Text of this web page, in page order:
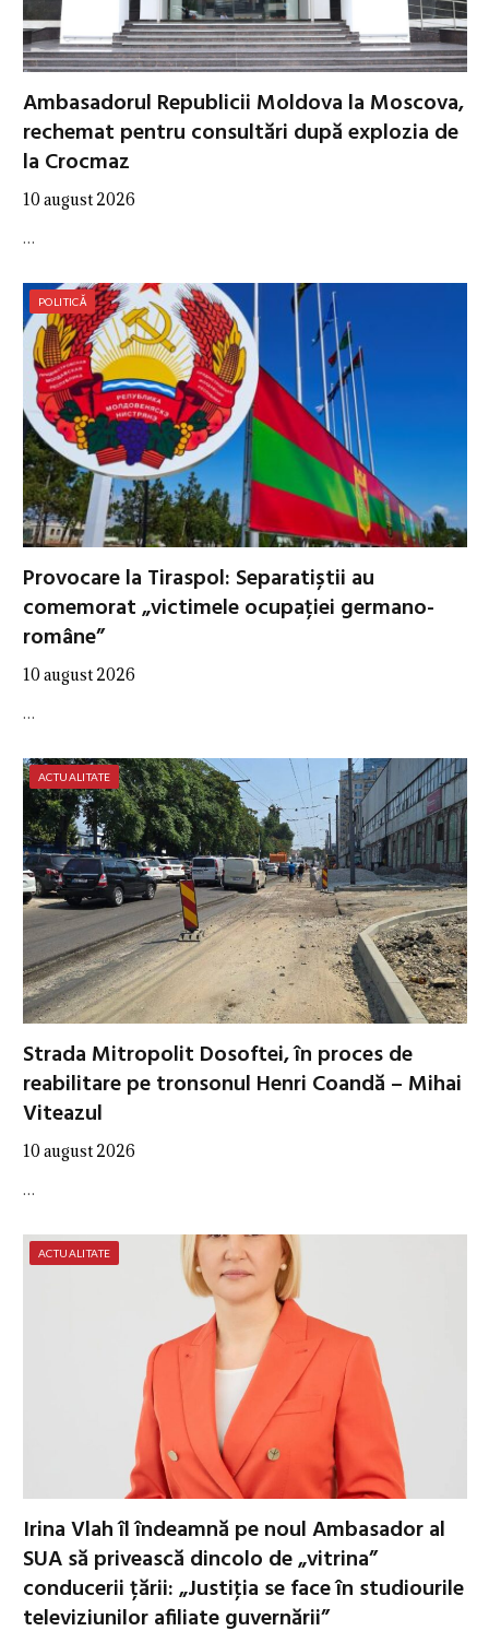
Ambasadorul Republicii Moldova la Moscova,
rechemat pentru consultări după explozia de
la Crocmaz
10 august 2026
…
POLITICĂ
Provocare la Tiraspol: Separatiștii au
comemorat „victimele ocupației germano-
române”
10 august 2026
…
ACTUALITATE
Strada Mitropolit Dosoftei, în proces de
reabilitare pe tronsonul Henri Coandă – Mihai
Viteazul
10 august 2026
…
ACTUALITATE
Irina Vlah îl îndeamnă pe noul Ambasador al
SUA să privească dincolo de „vitrina”
conducerii țării: „Justiţia se face în studiourile
televiziunilor afiliate guvernării”